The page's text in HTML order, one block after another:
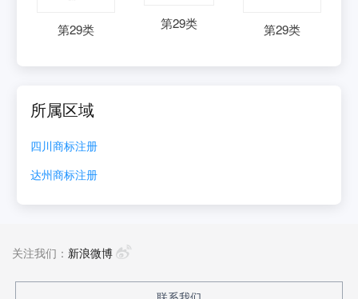
第29类 第29类 第29类
所属区域
四川商标注册
达州商标注册